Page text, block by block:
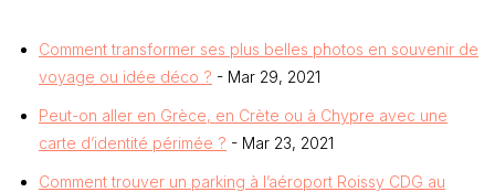
Comment transformer ses plus belles photos en souvenir de
voyage ou idée déco ? - Mar 29, 2021
Peut-on aller en Grèce, en Crète ou à Chypre avec une
carte d’identité périmée ? - Mar 23, 2021
Comment trouver un parking à l’aéroport Roissy CDG au